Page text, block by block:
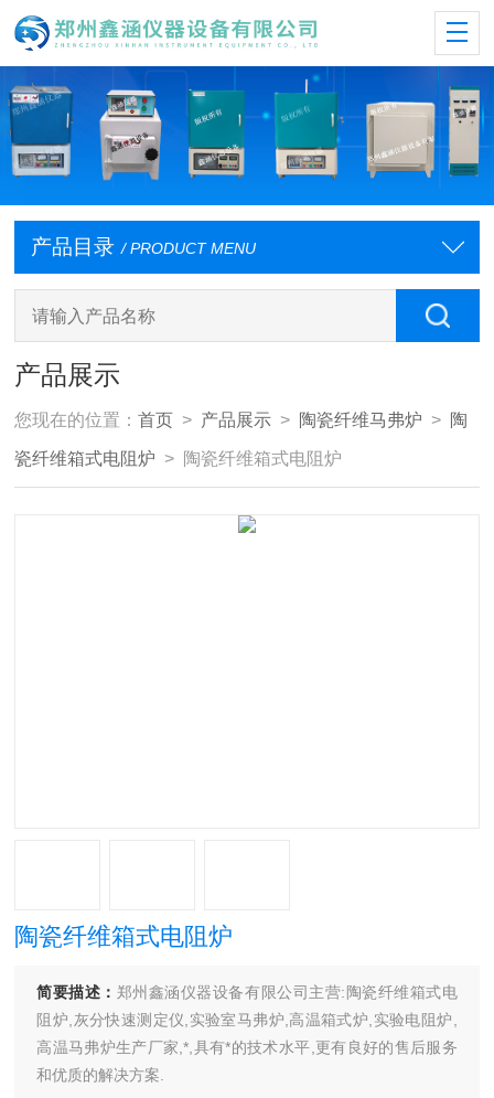
产品目录 / PRODUCT MENU
产品展示
您现在的位置：首页 > 产品展示 > 陶瓷纤维马弗炉 > 陶
瓷纤维箱式电阻炉 > 陶瓷纤维箱式电阻炉
陶瓷纤维箱式电阻炉
简要描述： 郑州鑫涵仪器设备有限公司主营:陶瓷纤维箱式电
阻炉,灰分快速测定仪,实验室马弗炉,高温箱式炉,实验电阻炉,
高温马弗炉生产厂家,*,具有*的技术水平,更有良好的售后服务
和优质的解决方案.